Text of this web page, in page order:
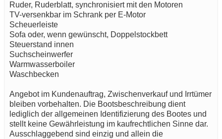
Ruder, Ruderblatt, synchronisiert mit den Motoren
TV-versenkbar im Schrank per E-Motor
Scheuerleiste
Sofa oder, wenn gewünscht, Doppelstockbett
Steuerstand innen
Suchscheinwerfer
Warmwasserboiler
Waschbecken
Angebot im Kundenauftrag, Zwischenverkauf und Irrtümer
bleiben vorbehalten. Die Bootsbeschreibung dient
lediglich der allgemeinen Identifizierung des Bootes und
stellt keine Gewährleistung im kaufrechtlichen Sinne dar.
Ausschlaggebend sind einzig und allein die